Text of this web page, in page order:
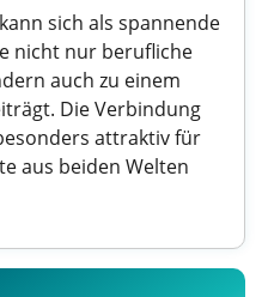
sich als spannende
nicht nur berufliche
auch zu einem
Die Verbindung
attraktiv für
aus beiden Welten